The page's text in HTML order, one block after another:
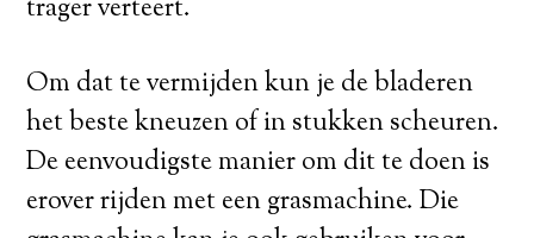
trager verteert.
Om dat te vermijden kun je de bladeren
het beste kneuzen of in stukken scheuren.
De eenvoudigste manier om dit te doen is
erover rijden met een grasmachine. Die